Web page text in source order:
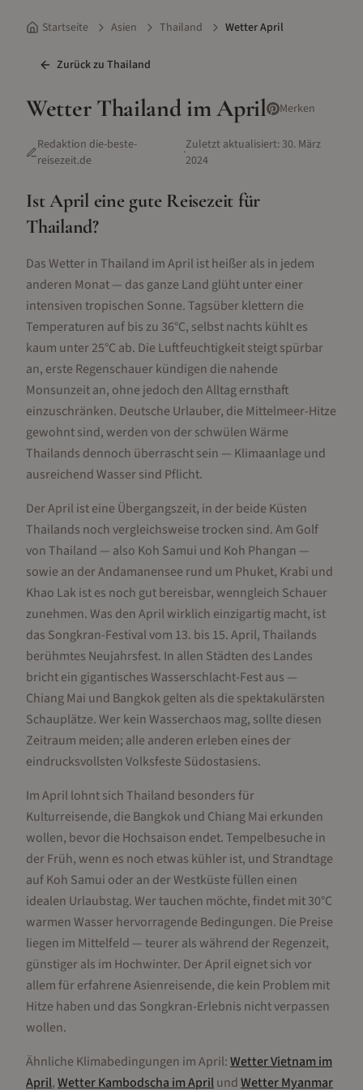
Startseite Asien Thailand Wetter April
Zurück zu Thailand
WetterThailandimApril Merken
Redaktion die-beste-
reisezeit.de
·Zuletzt aktualisiert: 30. März
2024
IstAprileine gute Reisezeit für
Thailand?
Das Wetter in Thailand im April ist heißer als in jedem
anderen Monat — das ganze Land glüht unter einer
intensiven tropischen Sonne. Tagsüber klettern die
Temperaturen auf bis zu 36°C, selbst nachts kühlt es
kaum unter 25°C ab. Die Luftfeuchtigkeit steigt spürbar
an, erste Regenschauer kündigen die nahende
Monsunzeit an, ohne jedoch den Alltag ernsthaft
einzuschränken. Deutsche Urlauber, die Mittelmeer-Hitze
gewohnt sind, werden von der schwülen Wärme
Thailands dennoch überrascht sein — Klimaanlage und
ausreichend Wasser sind Pflicht.
Der April ist eine Übergangszeit, in der beide Küsten
Thailands noch vergleichsweise trocken sind. Am Golf
von Thailand — also Koh Samui und Koh Phangan —
sowie an der Andamanensee rund um Phuket, Krabi und
Khao Lak ist es noch gut bereisbar, wenngleich Schauer
zunehmen. Was den April wirklich einzigartig macht, ist
das Songkran-Festival vom 13. bis 15. April, Thailands
berühmtes Neujahrsfest. In allen Städten des Landes
bricht ein gigantisches Wasserschlacht-Fest aus —
Chiang Mai und Bangkok gelten als die spektakulärsten
Schauplätze. Wer kein Wasserchaos mag, sollte diesen
Zeitraum meiden; alle anderen erleben eines der
eindrucksvollsten Volksfeste Südostasiens.
Im April lohnt sich Thailand besonders für
Kulturreisende, die Bangkok und Chiang Mai erkunden
wollen, bevor die Hochsaison endet. Tempelbesuche in
der Früh, wenn es noch etwas kühler ist, und Strandtage
auf Koh Samui oder an der Westküste füllen einen
idealen Urlaubstag. Wer tauchen möchte, findet mit 30°C
warmen Wasser hervorragende Bedingungen. Die Preise
liegen im Mittelfeld — teurer als während der Regenzeit,
günstiger als im Hochwinter. Der April eignet sich vor
allem für erfahrene Asienreisende, die kein Problem mit
Hitze haben und das Songkran-Erlebnis nicht verpassen
wollen.
Ähnliche Klimabedingungen imApril:WetterVietnamim
April,WetterKambodscha imAprilundWetterMyanmar